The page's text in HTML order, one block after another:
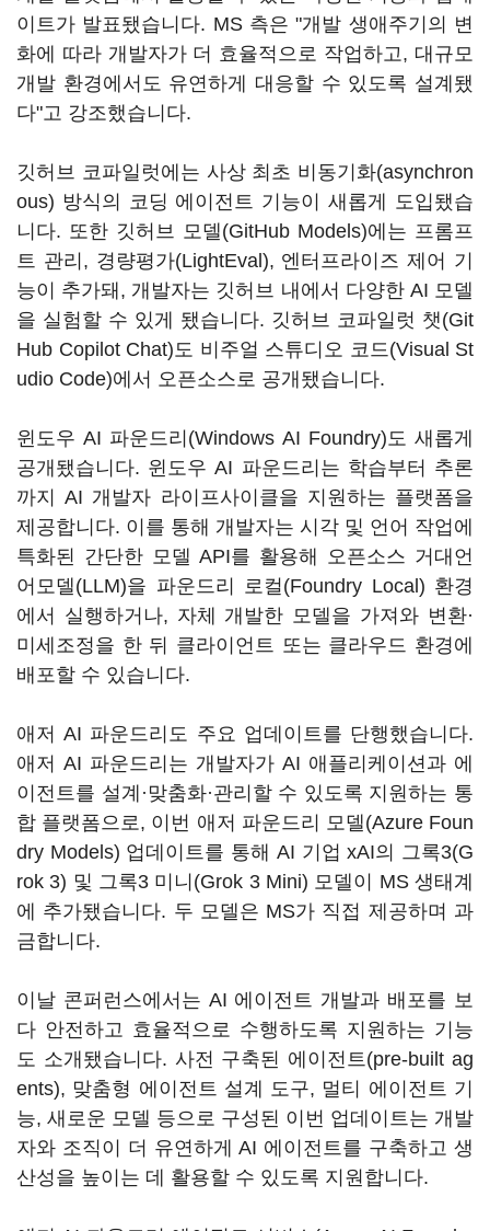
이트가 발표됐습니다. MS 측은 "개발 생애주기의 변
화에 따라 개발자가 더 효율적으로 작업하고, 대규모
개발 환경에서도 유연하게 대응할 수 있도록 설계됐
다"고 강조했습니다.
깃허브 코파일럿에는 사상 최초 비동기화(asynchron
ous) 방식의 코딩 에이전트 기능이 새롭게 도입됐습
니다. 또한 깃허브 모델(GitHub Models)에는 프롬프
트 관리, 경량평가(LightEval), 엔터프라이즈 제어 기
능이 추가돼, 개발자는 깃허브 내에서 다양한 AI 모델
을 실험할 수 있게 됐습니다. 깃허브 코파일럿 챗(Git
Hub Copilot Chat)도 비주얼 스튜디오 코드(Visual St
udio Code)에서 오픈소스로 공개됐습니다.
윈도우 AI 파운드리(Windows AI Foundry)도 새롭게
공개됐습니다. 윈도우 AI 파운드리는 학습부터 추론
까지 AI 개발자 라이프사이클을 지원하는 플랫폼을
제공합니다. 이를 통해 개발자는 시각 및 언어 작업에
특화된 간단한 모델 API를 활용해 오픈소스 거대언
어모델(LLM)을 파운드리 로컬(Foundry Local) 환경
에서 실행하거나, 자체 개발한 모델을 가져와 변환·
미세조정을 한 뒤 클라이언트 또는 클라우드 환경에
배포할 수 있습니다.
애저 AI 파운드리도 주요 업데이트를 단행했습니다.
애저 AI 파운드리는 개발자가 AI 애플리케이션과 에
이전트를 설계·맞춤화·관리할 수 있도록 지원하는 통
합 플랫폼으로, 이번 애저 파운드리 모델(Azure Foun
dry Models) 업데이트를 통해 AI 기업 xAI의 그록3(G
rok 3) 및 그록3 미니(Grok 3 Mini) 모델이 MS 생태계
에 추가됐습니다. 두 모델은 MS가 직접 제공하며 과
금합니다.
이날 콘퍼런스에서는 AI 에이전트 개발과 배포를 보
다 안전하고 효율적으로 수행하도록 지원하는 기능
도 소개됐습니다. 사전 구축된 에이전트(pre-built ag
ents), 맞춤형 에이전트 설계 도구, 멀티 에이전트 기
능, 새로운 모델 등으로 구성된 이번 업데이트는 개발
자와 조직이 더 유연하게 AI 에이전트를 구축하고 생
산성을 높이는 데 활용할 수 있도록 지원합니다.